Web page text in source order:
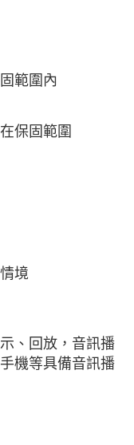
範圍內
保固範圍
境
、回放，音訊播
機等具備音訊播